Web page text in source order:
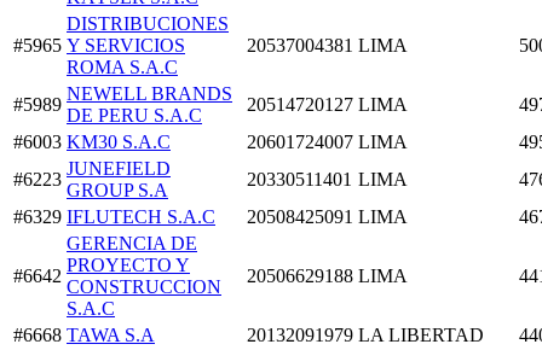
#5965
DISTRIBUCIONES
Y SERVICIOS
ROMA S.A.C
20537004381 LIMA
#5989
NEWELL BRANDS
DE PERU S.A.C
20514720127 LIMA
#6003 KM30 S.A.C 20601724007 LIMA
#6223
JUNEFIELD
GROUP S.A
20330511401 LIMA
#6329 IFLUTECH S.A.C 20508425091 LIMA
#6642
GERENCIA DE
PROYECTO Y
CONSTRUCCION
S.A.C
20506629188 LIMA
#6668 TAWA S.A 20132091979 LA LIBERTAD